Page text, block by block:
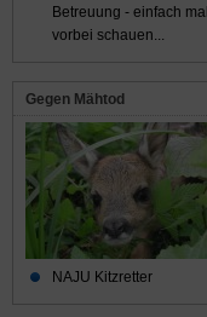
Betreuung - einfach mal
vorbei schauen...
Gegen Mähtod
NAJU Kitzretter